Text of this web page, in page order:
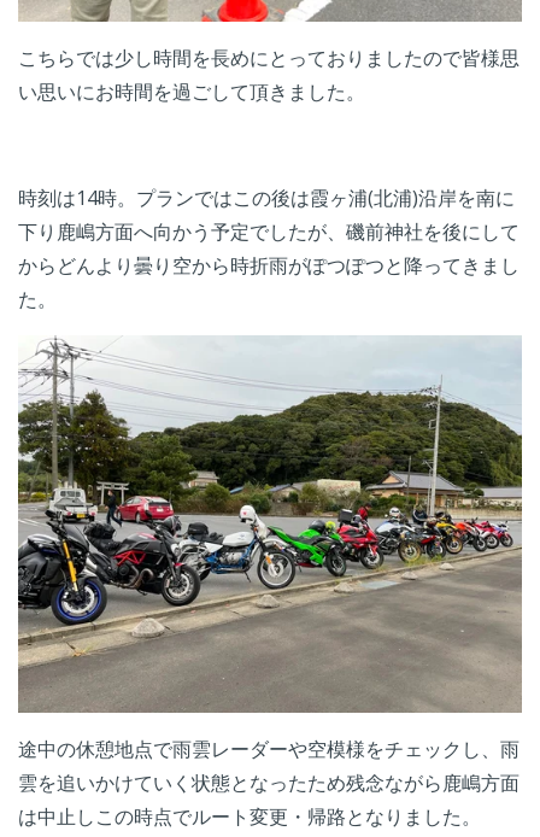
こちらでは少し時間を長めにとっておりましたので皆様思
い思いにお時間を過ごして頂きました。
時刻は14時。プランではこの後は霞ヶ浦(北浦)沿岸を南に
下り鹿嶋方面へ向かう予定でしたが、磯前神社を後にして
からどんより曇り空から時折雨がぽつぽつと降ってきまし
た。
途中の休憩地点で雨雲レーダーや空模様をチェックし、雨
雲を追いかけていく状態となったため残念ながら鹿嶋方面
は中止しこの時点でルート変更・帰路となりました。